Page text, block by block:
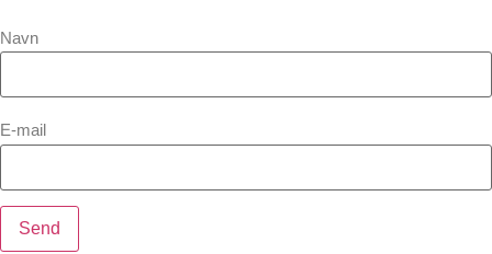
Navn
E-mail